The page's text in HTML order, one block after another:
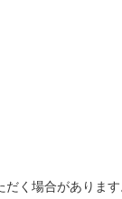
く場合があります